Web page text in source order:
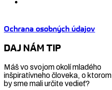
Ochrana osobných údajov
DAJ NÁM TIP
Máš vo svojom okolí mladého
inšpiratívneho človeka, o ktorom
by sme mali určite vedieť?